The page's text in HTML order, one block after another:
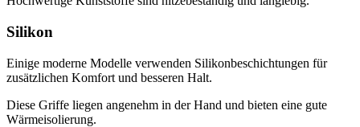
Silikon
Einige moderne Modelle verwenden Silikonbeschichtungen für
zusätzlichen Komfort und besseren Halt.
Diese Griffe liegen angenehm in der Hand und bieten eine gute
Wärmeisolierung.